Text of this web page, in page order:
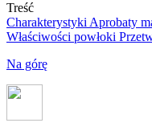
Treść
Charakterystyki Aprobaty
Właściwości powłoki
Na górę